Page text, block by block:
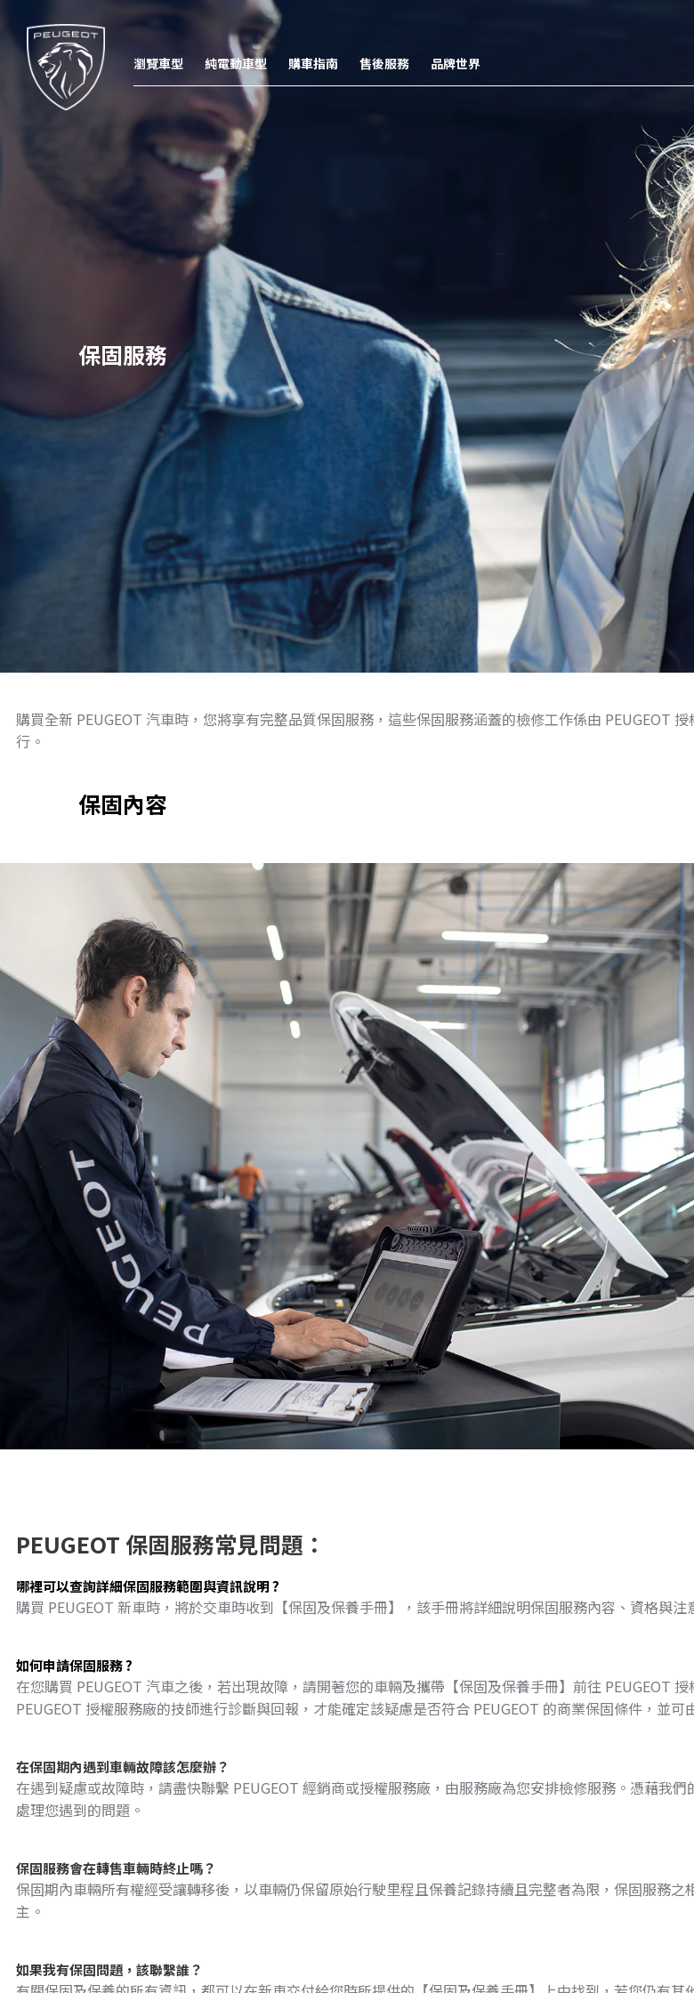
瀏覽車型 純電動車型 購車指南 售後服務 品牌世界
保固服務
購買全新 PEUGEOT 汽車時，您將享有完整品質保固服務，這些保固服務涵蓋的檢修工作係由 PEUGEOT
行。
保固內容
1 年零配件售後保固
凡在 PEUGEOT 授權經銷商服務廠購買並完成安裝之 PEUGEOT
輛原廠非消耗性零配件，享有自安裝日起 1 年或行駛 2 萬公里內
品質保固服務，視何者先到為準，但屬於新車保固期限內非自費
換之原廠零、配件則不適用零配件售後保固。
PEUGEOT 保固服務常見問題：
哪裡可以查詢詳細保固服務範圍與資訊說明 ?
購買 PEUGEOT 新車時，將於交車時收到【保固及保養手冊】，該手冊將詳細說明保固服務內容、資格與注
如何申請保固服務 ?
在您購買 PEUGEOT 汽車之後，若出現故障，請開著您的車輛及攜帶【保固及保養手冊】前往 PEUGEOT
PEUGEOT 授權服務廠的技師進行診斷與回報，才能確定該疑慮是否符合 PEUGEOT 的商業保固條件，並可
在保固期內遇到車輛故障該怎麼辦？
在遇到疑慮或故障時，請盡快聯繫 PEUGEOT 經銷商或授權服務廠，由服務廠為您安排檢修服務。憑藉我
處理您遇到的問題。
保固服務會在轉售車輛時終止嗎？
保固期內車輛所有權經受讓轉移後，以車輛仍保留原始行駛里程且保養記錄持續且完整者為限，保固服務之
主。
如果我有保固問題，該聯繫誰？